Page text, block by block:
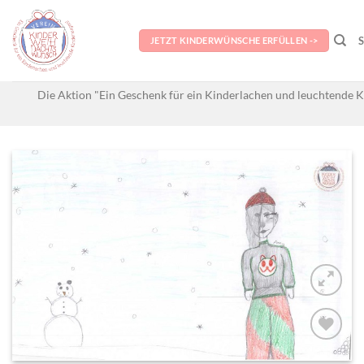
content
JETZT KINDERWÜNSCHE ERFÜLLEN ->
Die Aktion "Ein Geschenk für ein Kinderlachen und leuchtende
AUF MEINE